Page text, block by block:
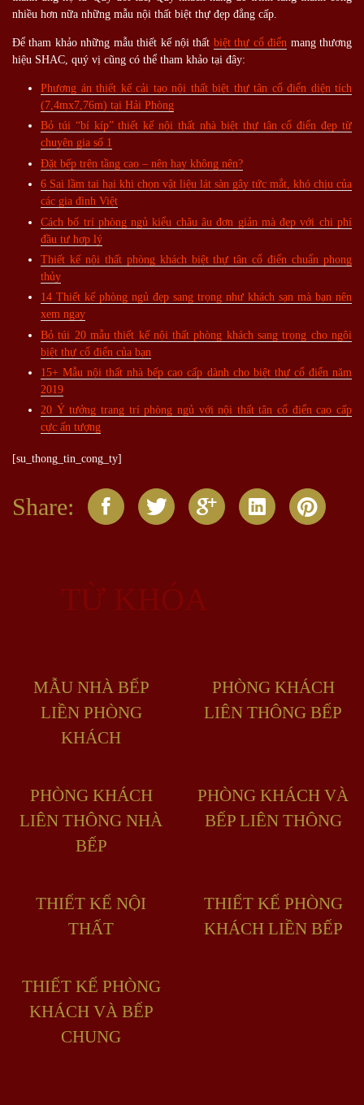
nhiều hơn nữa những mẫu nội thất biệt thự đẹp đẳng cấp.
Để tham khảo những mẫu thiết kế nội thất biệt thự cổ điển mang thương
hiệu SHAC, quý vị cũng có thể tham khảo tại đây:
Phương án thiết kế cải tạo nội thất biệt thự tân cổ điển diện tích
(7,4mx7,76m) tại Hải Phòng
Bỏ túi “bí kíp” thiết kế nội thất nhà biệt thự tân cổ điển đẹp từ
chuyên gia số 1
Đặt bếp trên tầng cao – nên hay không nên?
6 Sai lầm tai hại khi chọn vật liệu lát sàn gây tức mắt, khó chịu của
các gia đình Việt
Cách bố trí phòng ngủ kiểu châu âu đơn giản mà đẹp với chi phí
đầu tư hợp lý
Thiết kế nội thất phòng khách biệt thự tân cổ điển chuẩn phong
thủy
14 Thiết kế phòng ngủ đẹp sang trọng như khách sạn mà bạn nên
xem ngay
Bỏ túi 20 mẫu thiết kế nội thất phòng khách sang trọng cho ngôi
biệt thự cổ điển của bạn
15+ Mẫu nội thất nhà bếp cao cấp dành cho biệt thự cổ điển năm
2019
20 Ý tưởng trang trí phòng ngủ với nội thất tân cổ điển cao cấp
cực ấn tượng
[su_thong_tin_cong_ty]
Share:
TỪ KHÓA
MẪU NHÀ BẾP
LIỀN PHÒNG
KHÁCH
PHÒNG KHÁCH
LIÊN THÔNG BẾP
PHÒNG KHÁCH
LIÊN THÔNG NHÀ
BẾP
PHÒNG KHÁCH VÀ
BẾP LIÊN THÔNG
THIẾT KẾ NỘI
THẤT
THIẾT KẾ PHÒNG
KHÁCH LIỀN BẾP
THIẾT KẾ PHÒNG
KHÁCH VÀ BẾP
CHUNG